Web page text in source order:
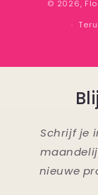
© 2026,
Schrijf je
nieuwe